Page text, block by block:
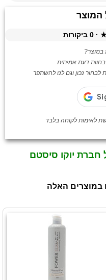
המוצר
★
0 ביקורות
דעת אמיתית
לבחור נכון וגם לנו להשתפר
חברת יוקו סיסטם
במוצרים האלה